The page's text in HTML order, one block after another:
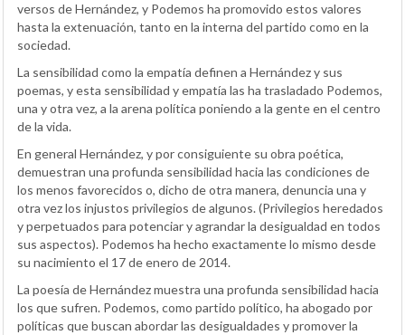
versos de Hernández, y Podemos ha promovido estos valores
hasta la extenuación, tanto en la interna del partido como en la
sociedad.
La sensibilidad como la empatía definen a Hernández y sus
poemas, y esta sensibilidad y empatía las ha trasladado Podemos,
una y otra vez, a la arena política poniendo a la gente en el centro
de la vida.
En general Hernández, y por consiguiente su obra poética,
demuestran una profunda sensibilidad hacia las condiciones de
los menos favorecidos o, dicho de otra manera, denuncia una y
otra vez los injustos privilegios de algunos. (Privilegios heredados
y perpetuados para potenciar y agrandar la desigualdad en todos
sus aspectos). Podemos ha hecho exactamente lo mismo desde
su nacimiento el 17 de enero de 2014.
La poesía de Hernández muestra una profunda sensibilidad hacia
los que sufren. Podemos, como partido político, ha abogado por
políticas que buscan abordar las desigualdades y promover la